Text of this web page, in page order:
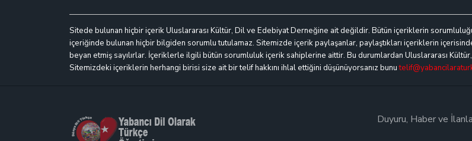
Sitede bulunan hiçbir içerik Uluslararası Kültür, Dil ve Edebiyat Derneğine ait değildir. Bütün içeriklerin
içeriğinde bulunan hiçbir bilgiden sorumlu tutulamaz. Sitemizde içerik paylaşanlar, paylaştıkları içeriklerin
beyan etmiş sayılırlar. İçeriklerle ilgili bütün sorumluluk içerik sahiplerine aittir. Bu durumlardan Uluslararası
Sitemizdeki içeriklerin herhangi birisi size ait bir telif hakkını ihlal ettiğini düşünüyorsanız bunu
Duyuru, Haber ve